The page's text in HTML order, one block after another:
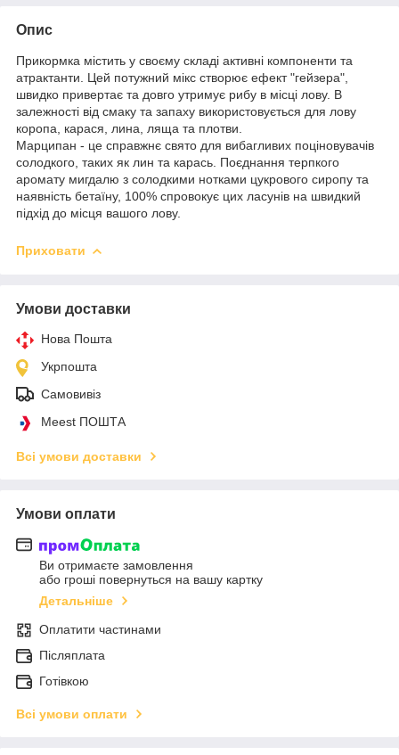
Опис
Прикормка містить у своєму складі активні компоненти та
атрактанти. Цей потужний мікс створює ефект "гейзера",
швидко привертає та довго утримує рибу в місці лову. В
залежності від смаку та запаху використовується для лову
коропа, карася, лина, ляща та плотви.
Марципан - це справжнє свято для вибагливих поціновувачів
солодкого, таких як лин та карась. Поєднання терпкого
аромату мигдалю з солодкими нотками цукрового сиропу та
наявність бетаїну, 100% спровокує цих ласунів на швидкий
підхід до місця вашого лову.
Приховати
Умови доставки
Нова Пошта
Укрпошта
Самовивіз
Meest ПОШТА
Всі умови доставки
Умови оплати
Ви отримаєте замовлення
або гроші повернуться на вашу картку
Детальніше
Оплатити частинами
Післяплата
Готівкою
Всі умови оплати